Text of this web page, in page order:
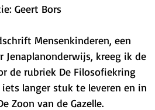
Geert Bors
Mensenkinderen, een
Jenaplanonderwijs, kreeg ik de
de rubriek De Filosofiekring
langer stuk te leveren en in
Zoon van de Gazelle.